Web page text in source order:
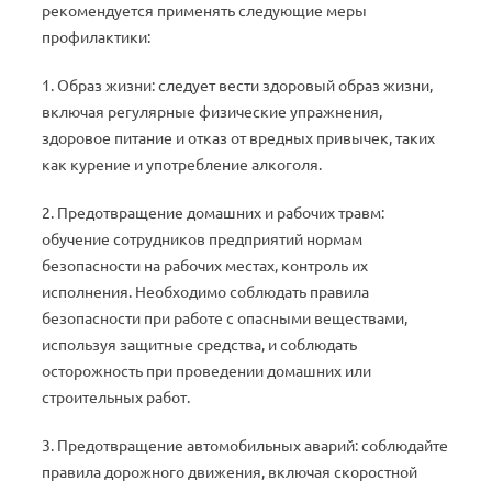
рекомендуется применять следующие меры
профилактики:
1. Образ жизни: следует вести здоровый образ жизни,
включая регулярные физические упражнения,
здоровое питание и отказ от вредных привычек, таких
как курение и употребление алкоголя.
2. Предотвращение домашних и рабочих травм:
обучение сотрудников предприятий нормам
безопасности на рабочих местах, контроль их
исполнения. Необходимо соблюдать правила
безопасности при работе с опасными веществами,
используя защитные средства, и соблюдать
осторожность при проведении домашних или
строительных работ.
3. Предотвращение автомобильных аварий: соблюдайте
правила дорожного движения, включая скоростной